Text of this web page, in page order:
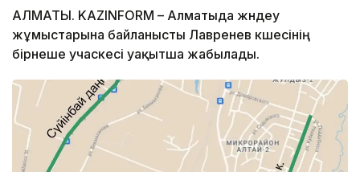
АЛМАТЫ. KAZINFORM – Алматыда жөндеу
жұмыстарына байланысты Лавренев көшесінің
бірнеше учаскесі уақытша жабылады.